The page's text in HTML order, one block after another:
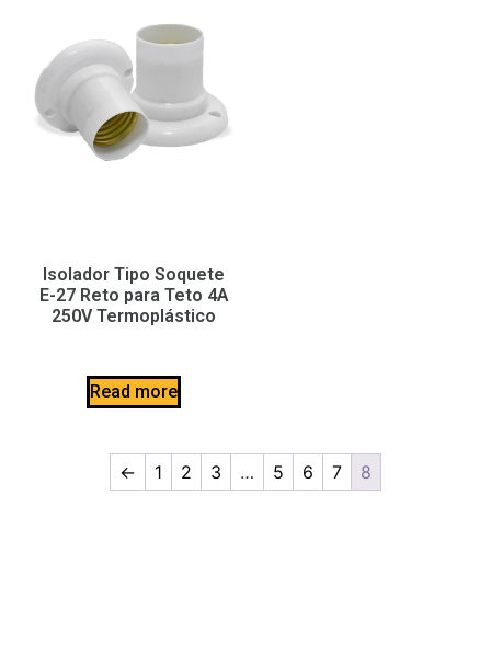
Isolador Tipo Soquete
E-27 Reto para Teto 4A
250V Termoplástico
Read more
← 1 2 3 … 5 6 7 8